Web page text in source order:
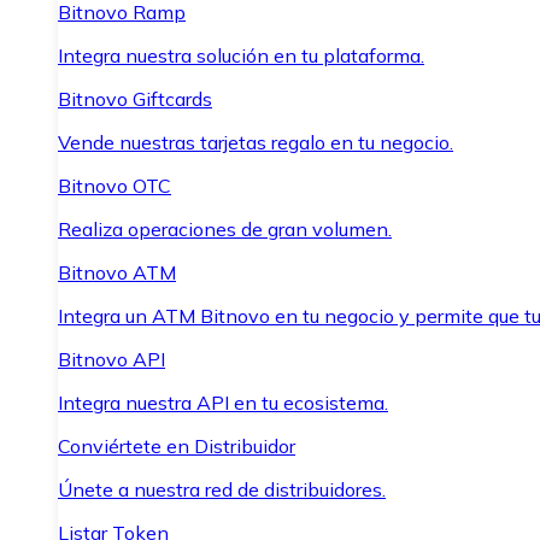
Bitnovo Ramp
Integra nuestra solución en tu plataforma.
Bitnovo Giftcards
Vende nuestras tarjetas regalo en tu negocio.
Bitnovo OTC
Realiza operaciones de gran volumen.
Bitnovo ATM
Integra un ATM Bitnovo en tu negocio y permite que
Bitnovo API
Integra nuestra API en tu ecosistema.
Conviértete en Distribuidor
Únete a nuestra red de distribuidores.
Listar Token